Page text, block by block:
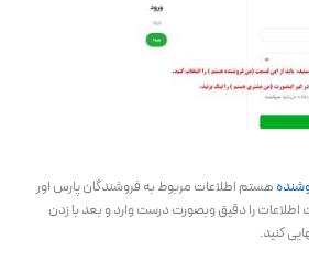
هستم اطلاعات مربوط به فروشندگان پارس اور
را دقیق وبصورت درست وارد و بعد با زدن
کنید.